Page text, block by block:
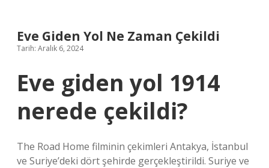
Eve Giden Yol Ne Zaman Çekildi
Tarih: Aralık 6, 2024
Eve giden yol 1914
nerede çekildi?
The Road Home filminin çekimleri Antakya, İstanbul
ve Suriye’deki dört şehirde gerçekleştirildi. Suriye ve